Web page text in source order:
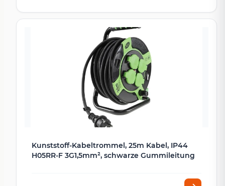
Kunststoff-Kabeltrommel, 25m Kabel, IP44
H05RR-F 3G1,5mm², schwarze Gummileitung